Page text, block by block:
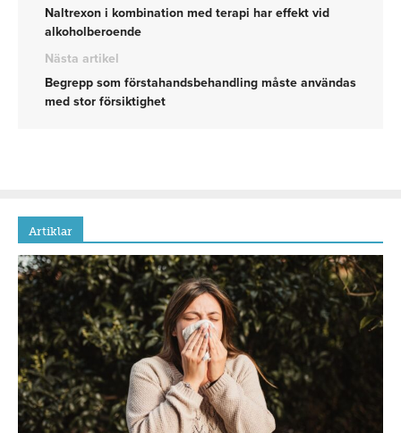
Naltrexon i kombination med terapi har effekt vid
alkoholberoende
Nästa artikel
Begrepp som förstahandsbehandling måste användas
med stor försiktighet
Artiklar